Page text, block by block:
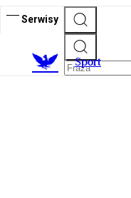
Serwisy
Sport